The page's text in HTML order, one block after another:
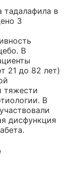
тадалафила в
3
В
21 до 82 лет)
тяжести
В
дисфункция